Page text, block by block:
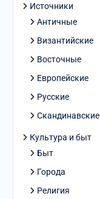
Источники
Античные
Византийские
Восточные
Европейские
Русские
Скандинавские
Культура и быт
Быт
Города
Религия